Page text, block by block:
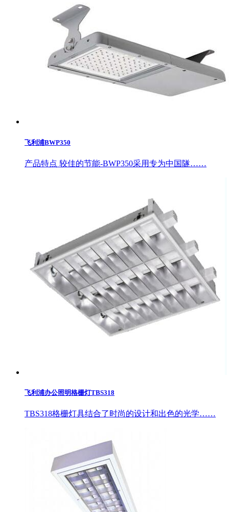
飞利浦BWP350
产品特点 较佳的节能-BWP350采用专为中国隧……
飞利浦办公照明格栅灯TBS318
TBS318格栅灯具结合了时尚的设计和出色的光学……